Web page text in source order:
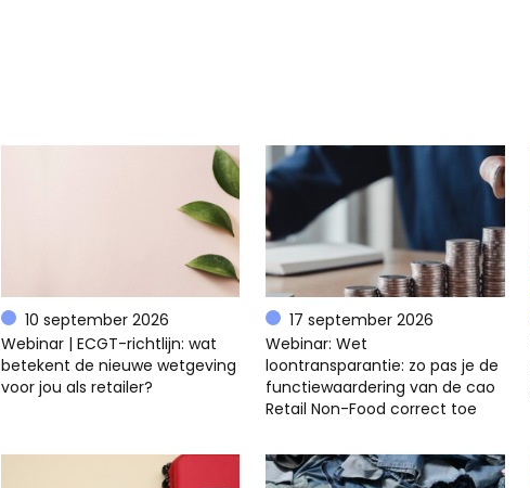
10 september 2026
Webinar | ECGT-richtlijn: wat
betekent de nieuwe wetgeving
voor jou als retailer?
17 september 2026
Webinar: Wet
loontransparantie: zo pas je de
functiewaardering van de cao
Retail Non-Food correct toe